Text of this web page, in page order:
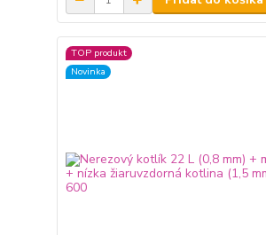
TOP produkt
Novinka